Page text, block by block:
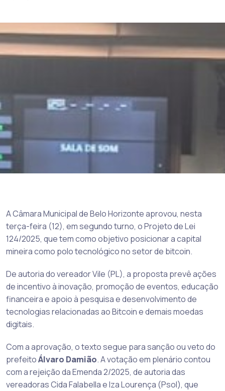
A Câmara Municipal de Belo Horizonte aprovou, nesta
terça-feira (12), em segundo turno, o Projeto de Lei
124/2025, que tem como objetivo posicionar a capital
mineira como polo tecnológico no setor de bitcoin.
De autoria do vereador Vile (PL), a proposta prevê ações
de incentivo à inovação, promoção de eventos, educação
financeira e apoio à pesquisa e desenvolvimento de
tecnologias relacionadas ao Bitcoin e demais moedas
digitais.
Com a aprovação, o texto segue para sanção ou veto do
prefeitoÁlvaro Damião. A votação em plenário contou
com a rejeição da Emenda 2/2025, de autoria das
vereadoras Cida Falabella e Iza Lourença (Psol), que